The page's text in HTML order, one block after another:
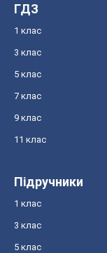
ГДЗ
1 клас
3 клас
5 клас
7 клас
9 клас
11 клас
Підручники
1 клас
3 клас
5 клас